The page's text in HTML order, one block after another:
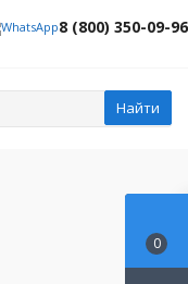
8 (800) 350-09-96
Найти
0